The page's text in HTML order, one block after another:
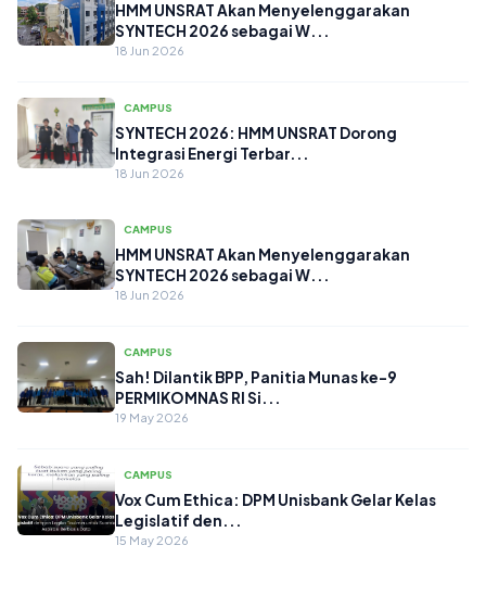
HMM UNSRAT Akan Menyelenggarakan
SYNTECH 2026 sebagai W...
18 Jun 2026
CAMPUS
SYNTECH 2026: HMM UNSRAT Dorong
Integrasi Energi Terbar...
18 Jun 2026
CAMPUS
HMM UNSRAT Akan Menyelenggarakan
SYNTECH 2026 sebagai W...
18 Jun 2026
CAMPUS
Sah! Dilantik BPP, Panitia Munas ke-9
PERMIKOMNAS RI Si...
19 May 2026
CAMPUS
Vox Cum Ethica: DPM Unisbank Gelar Kelas
Legislatif den...
15 May 2026